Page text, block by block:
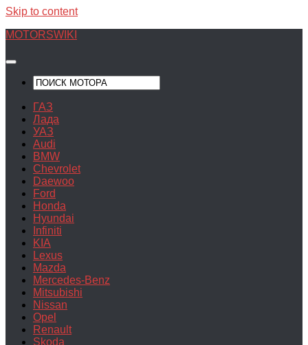
Skip to content
MOTORSWIKI
ГАЗ
Лада
УАЗ
Audi
BMW
Chevrolet
Daewoo
Ford
Honda
Hyundai
Infiniti
KIA
Lexus
Mazda
Mercedes-Benz
Mitsubishi
Nissan
Opel
Renault
Skoda